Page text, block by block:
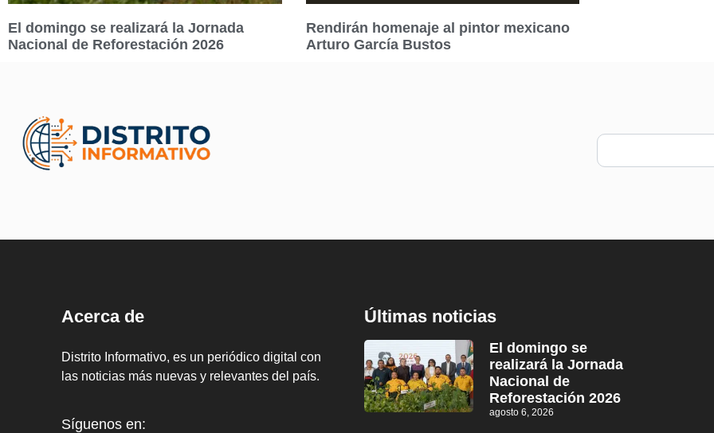
El domingo se realizará la Jornada
Nacional de Reforestación 2026
Rendirán homenaje al pintor mexicano
Arturo García Bustos
Acerca de
Distrito Informativo, es un periódico digital con
las noticias más nuevas y relevantes del país.
Síguenos en:
Últimas noticias
El domingo se
realizará la Jornada
Nacional de
Reforestación 2026
agosto 6, 2026